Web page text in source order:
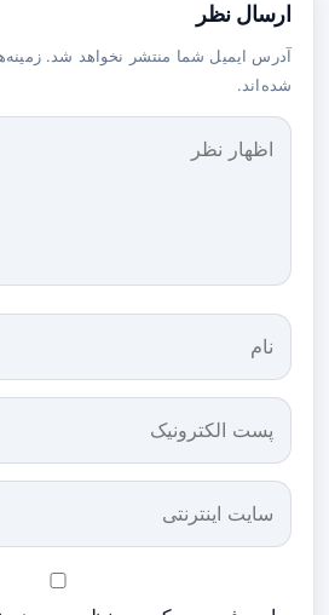
ارسال نظر
آدرس ایمیل شما منتشر نخواهد شد.
شده‌اند.